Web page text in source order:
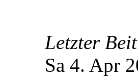
Letzter
Sa 4. Apr